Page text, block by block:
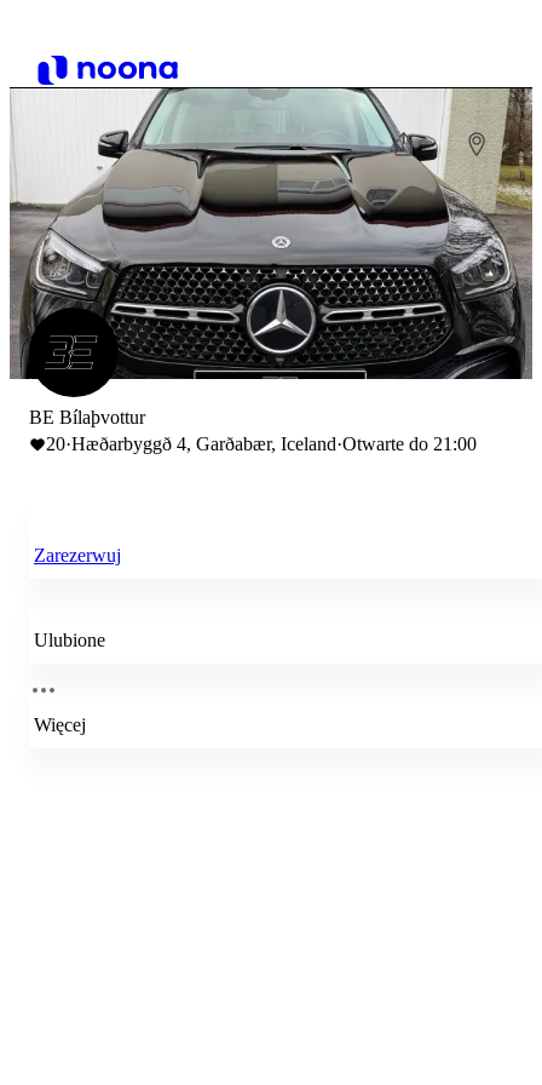
BE Bílaþvottur
20·Hæðarbyggð 4, Garðabær, Iceland·Otwarte do 21:00
Zarezerwuj
Ulubione
Więcej